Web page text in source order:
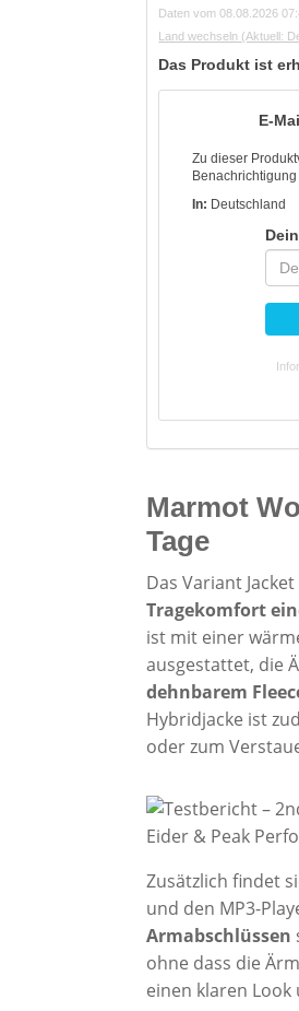
Daten vom 08.08.2026
Land wechseln (Aktuell:
Das Produkt ist
E-
Zu dieser
In: Deutschland
Marmot
Tage
Das Variant
Tragekomfort
ist mit einer
ausgestattet, die
dehnbarem
Hybridjacke ist
oder zum
Zusätzlich findet
und den MP3-
Armabschlüssen
ohne dass die
einen klaren